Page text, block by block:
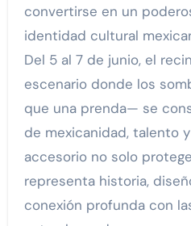
convertirse en un
identidad cultural
Del 5 al 7 de junio, el
escenario donde los
que una prenda— se
de mexicanidad, talento
accesorio no solo
representa historia,
conexión profunda con